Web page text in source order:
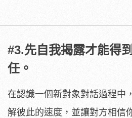
#3.先自我揭露才能得
任。
在認識一個新對象對話過程中
解彼此的速度，並讓對方相信